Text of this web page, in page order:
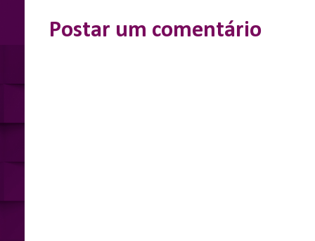
Postar um comentário